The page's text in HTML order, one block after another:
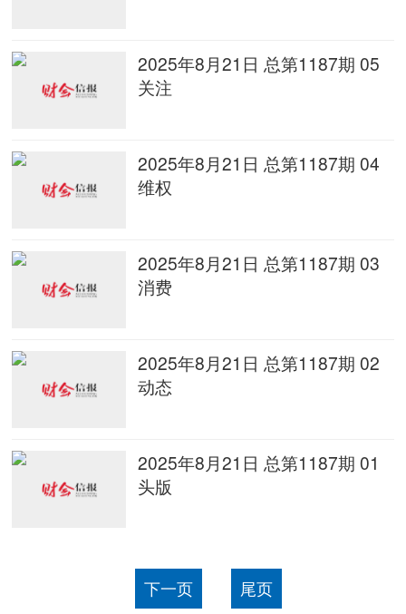
2025年8月21日 总第1187期 05
关注
2025年8月21日 总第1187期 04
维权
2025年8月21日 总第1187期 03
消费
2025年8月21日 总第1187期 02
动态
2025年8月21日 总第1187期 01
头版
下一页 尾页